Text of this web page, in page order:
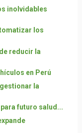
inolvidables
los
reducir la
en Perú
la
futuro salud...